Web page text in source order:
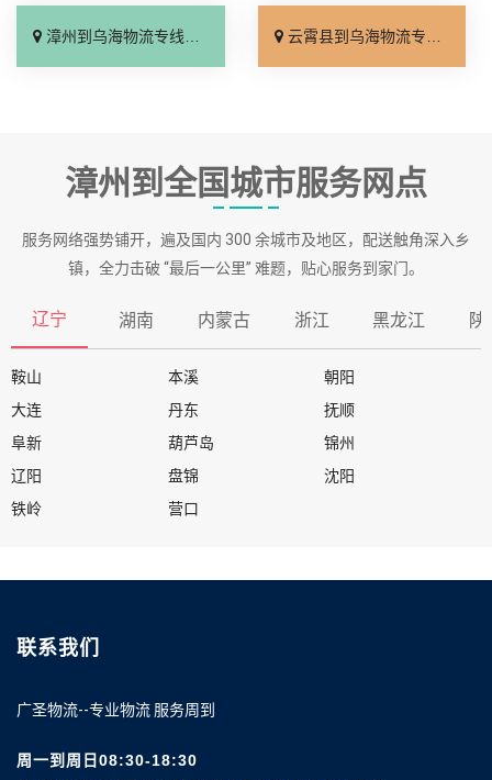
漳州到乌海物流专线_运价查询「资质齐全」 云霄县到乌海物流专线_收费标准「诚信为先」
漳州到全国城市服务网点
服务网络强势铺开，遍及国内 300 余城市及地区，配送触角深入乡
镇，全力击破 “最后一公里” 难题，贴心服务到家门。
辽宁 湖南 内蒙古 浙江 黑龙江 陕
鞍山 本溪
朝阳
大连
丹东
抚顺
阜新
葫芦岛
锦州
辽阳
盘锦
沈阳
铁岭
营口
联系我们
广圣物流--专业物流 服务周到
周一到周日08:30-18:30